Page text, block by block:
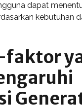
dapat
kebutuhan
faktor